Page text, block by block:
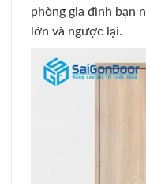
phòng gia đình bạn
lớn và ngược lại.